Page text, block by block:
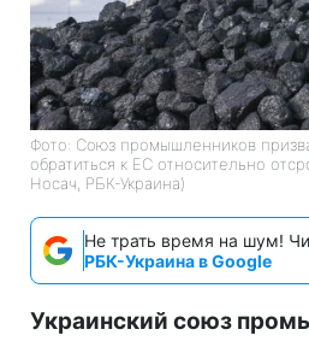
Фото: Союз промышленников
обратиться к ЕС относительно
Носач, РБК-Украина)
Не трать время на шум!
РБК-Украина в Google
Украинский союз